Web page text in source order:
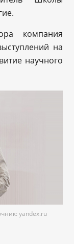
компания
на
научного
yandex.ru